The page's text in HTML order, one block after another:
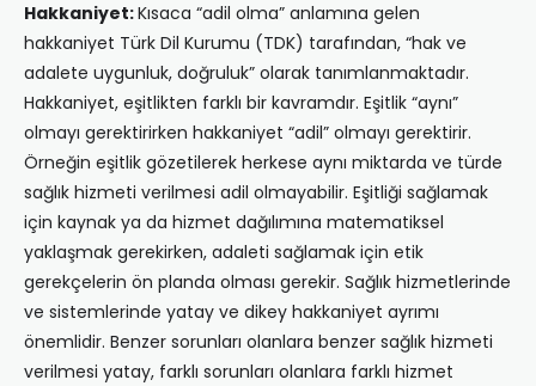
Hakkaniyet:Kısaca “adil olma” anlamına gelen
hakkaniyet Türk Dil Kurumu (TDK) tarafından, “hak ve
adalete uygunluk, doğruluk” olarak tanımlanmaktadır.
Hakkaniyet, eşitlikten farklı bir kavramdır. Eşitlik “aynı”
olmayı gerektirirken hakkaniyet “adil” olmayı gerektirir.
Örneğin eşitlik gözetilerek herkese aynı miktarda ve türde
sağlık hizmeti verilmesi adil olmayabilir. Eşitliği sağlamak
için kaynak ya da hizmet dağılımına matematiksel
yaklaşmak gerekirken, adaleti sağlamak için etik
gerekçelerin ön planda olması gerekir. Sağlık hizmetlerinde
ve sistemlerinde yatay ve dikey hakkaniyet ayrımı
önemlidir. Benzer sorunları olanlara benzer sağlık hizmeti
verilmesi yatay, farklı sorunları olanlara farklı hizmet